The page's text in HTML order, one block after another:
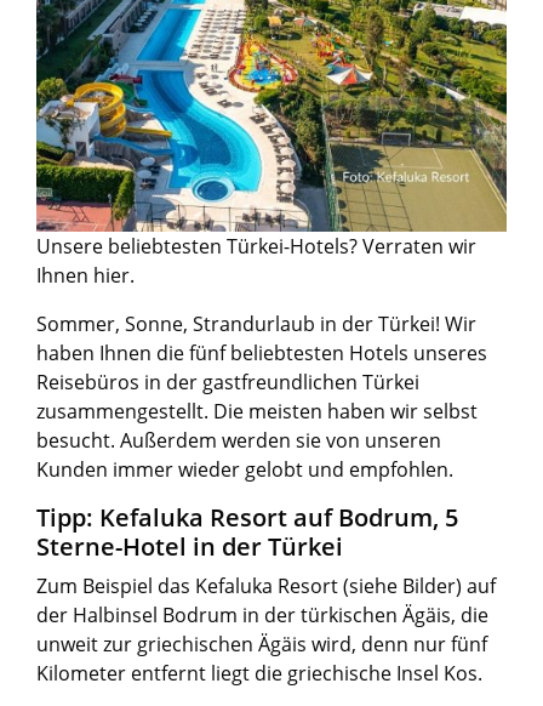
Unsere beliebtesten Türkei-Hotels? Verraten wir
Ihnen hier.
Sommer, Sonne, Strandurlaub in der Türkei! Wir
haben Ihnen die fünf beliebtesten Hotels unseres
Reisebüros in der gastfreundlichen Türkei
zusammengestellt. Die meisten haben wir selbst
besucht. Außerdem werden sie von unseren
Kunden immer wieder gelobt und empfohlen.
Tipp: Kefaluka Resort auf Bodrum, 5
Sterne-Hotel in der Türkei
Zum Beispiel das Kefaluka Resort (siehe Bilder) auf
der Halbinsel Bodrum in der türkischen Ägäis, die
unweit zur griechischen Ägäis wird, denn nur fünf
Kilometer entfernt liegt die griechische Insel Kos.